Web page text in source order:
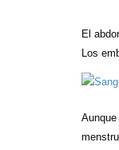
El
Los